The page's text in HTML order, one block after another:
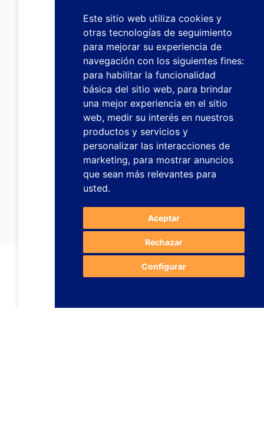
Este sitio web utiliza cookies y
otras tecnologías de seguimiento
para mejorar su experiencia de
navegación con los siguientes fines:
para habilitar la funcionalidad
básica del sitio web, para brindar
una mejor experiencia en el sitio
web, medir su interés en nuestros
productos y servicios y
personalizar las interacciones de
marketing, para mostrar anuncios
que sean más relevantes para
usted.
Aceptar
Rechazar
Configurar